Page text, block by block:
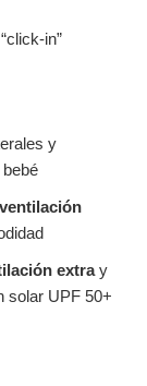
y
extray
solar UPF 50+